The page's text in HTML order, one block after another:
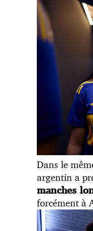
Dans le
argentin a
manches
forcément à